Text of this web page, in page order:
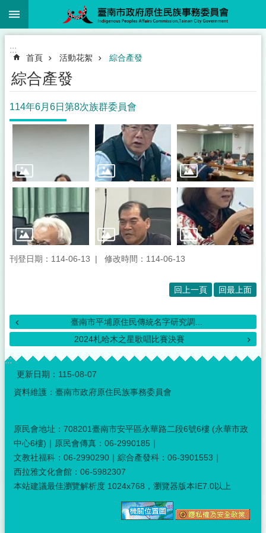
跳到主要內容區塊
:::
首頁 活動花絮 綜合產發
綜合產發
114年6月6日第8次族群委員會
刊登日期：114-06-13 修改時間：114-06-13
回上一頁 回最上面
臺南市平埔原住民傳統名字研究調...
2024札哈木之星歌唱比賽決賽
:::
更新日期： 115-08-07
資料維護：臺南市政府原住民族事務委員會
原民會地址：708201臺南市安平區永華路二段6號6樓 (永華市政
中心6樓)｜原民會傳真：06-2990185｜
文教社福科：06-2990290｜綜合產發科：06-3901553｜
西拉雅文化會館：06-5982307
本站建議最佳瀏覽解析度 1024x768，瀏覽器版本IE7.0以上